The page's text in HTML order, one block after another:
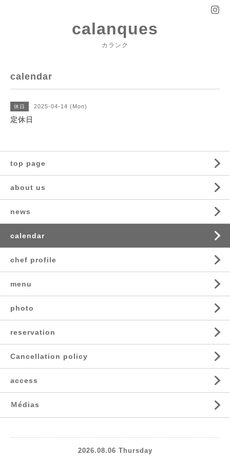
calanques
カランク
calendar
休日 2025-04-14 (Mon)
定休日
top page
about us
news
calendar
chef profile
menu
photo
reservation
Cancellation policy
access
Ｍédias
2026.08.06 Thursday